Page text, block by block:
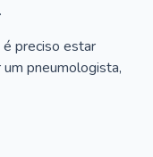
preciso estar
pneumologista,